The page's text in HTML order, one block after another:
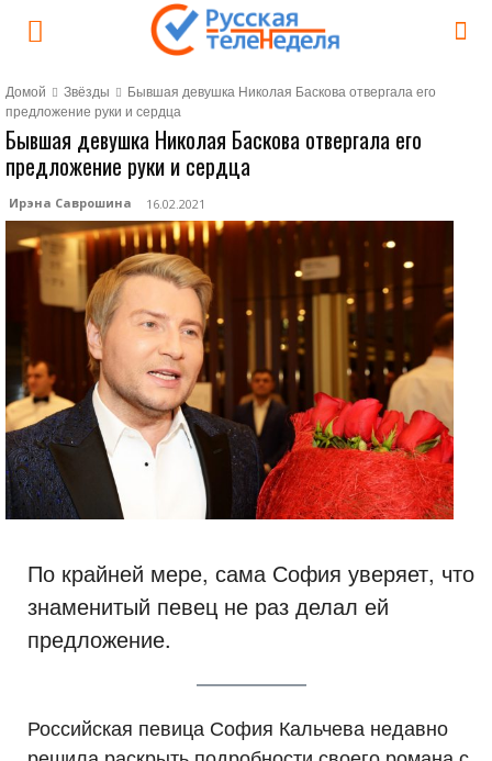
Домой Звёзды
Бывшая девушка Николая Баскова отвергала его
предложение руки и сердца
Бывшая девушка Николая Баскова отвергала его
предложение руки и сердца
Ирэна Саврошина 16.02.2021
По крайней мере, сама София уверяет, что
знаменитый певец не раз делал ей
предложение.
Российская певица София Кальчева недавно